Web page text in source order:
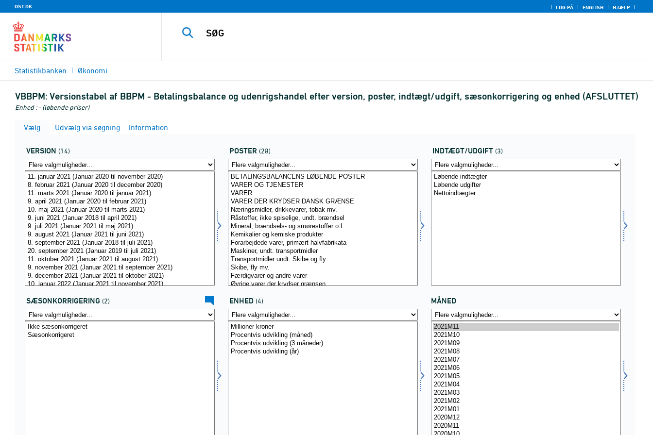
DST.DK LOG PÅ ENGLISH HJÆLP
Statistikbanken Økonomi
VBBPM: Versionstabel af BBPM - Betalingsbalance og udenrigshandel efter version, poster, indtægt/udgift, sæsonkorrigering og enhed (AFSLUTTET)
Enhed : - (løbende priser)
Vælg Udvælg via søgning Information
VERSION (14) POSTER (28) INDTÆGT/UDGIFT (3)
SÆSONKORRIGERING (2) ENHED (4) MÅNED